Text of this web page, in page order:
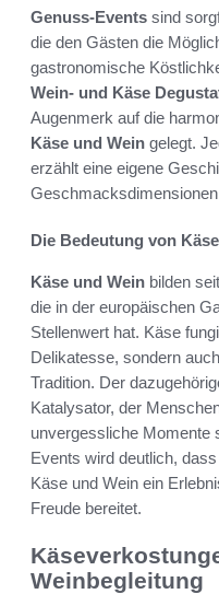
Genuss-Events sind
die den Gästen die
gastronomische
Wein- und Käse
Augenmerk auf die
Käse und Wein gelegt.
erzählt eine eigene
Die Bedeutung von
Käse und Wein bilden
die in der europäischen
Stellenwert hat. Käse
Delikatesse, sondern
Tradition. Der
Katalysator, der
unvergessliche Momente
Events wird deutlich,
Käse und Wein ein
Freude bereitet.
Weinbegleitung